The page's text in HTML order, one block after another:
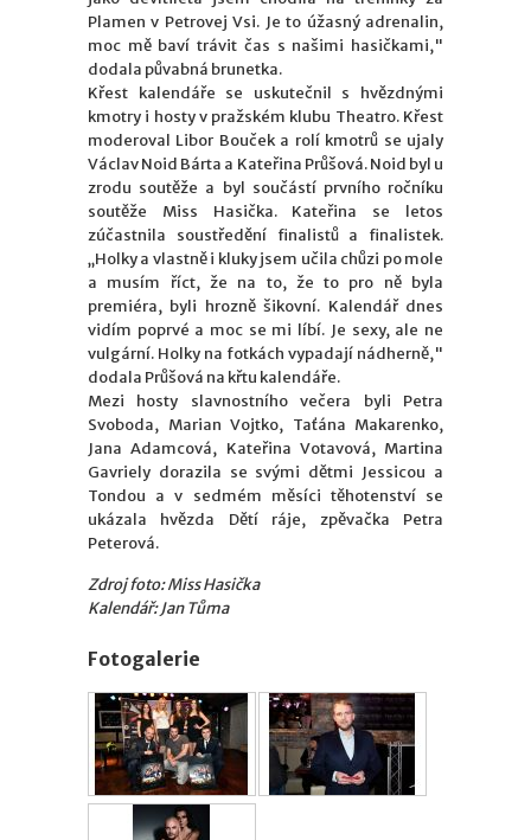
Plamen v Petrovej Vsi. Je to úžasný adrenalin,
moc mě baví trávit čas s našimi hasičkami,"
dodala půvabná brunetka.
Křest kalendáře se uskutečnil s hvězdnými
kmotry i hosty v pražském klubu Theatro. Křest
moderoval Libor Bouček a rolí kmotrů se ujaly
Václav Noid Bárta a Kateřina Průšová. Noid byl u
zrodu soutěže a byl součástí prvního ročníku
soutěže Miss Hasička. Kateřina se letos
zúčastnila soustředění finalistů a finalistek.
„Holky a vlastně i kluky jsem učila chůzi po mole
a musím říct, že na to, že to pro ně byla
premiéra, byli hrozně šikovní. Kalendář dnes
vidím poprvé a moc se mi líbí. Je sexy, ale ne
vulgární. Holky na fotkách vypadají nádherně,"
dodala Průšová na křtu kalendáře.
Mezi hosty slavnostního večera byli Petra
Svoboda, Marian Vojtko, Taťána Makarenko,
Jana Adamcová, Kateřina Votavová, Martina
Gavriely dorazila se svými dětmi Jessicou a
Tondou a v sedmém měsíci těhotenství se
ukázala hvězda Dětí ráje, zpěvačka Petra
Peterová.
Zdroj foto: Miss Hasička
Kalendář: Jan Tůma
Fotogalerie